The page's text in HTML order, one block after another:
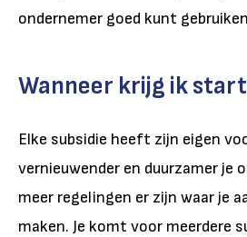
ondernemer goed kunt
Wanneer krijg ik
Elke subsidie heeft zijn eigen
vernieuwender en duurzamer je
meer regelingen er zijn waar je
maken. Je komt voor meerdere